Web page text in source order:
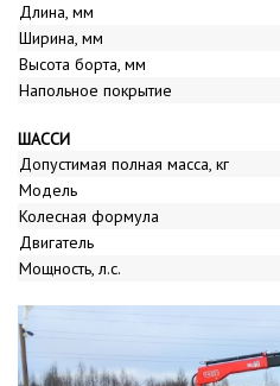
Длина, мм
Ширина, мм
Высота борта, мм
Напольное покрытие
ШАССИ
Допустимая полная масса, кг
Модель
Колесная формула
Двигатель
Мощность, л.с.